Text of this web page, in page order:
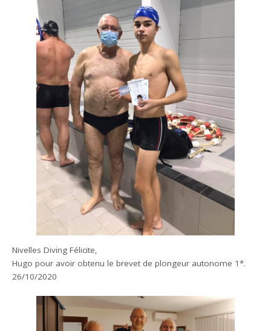
Nivelles Diving Félicite,
Hugo pour avoir obtenu le brevet de plongeur autonome 1*.
26/10/2020